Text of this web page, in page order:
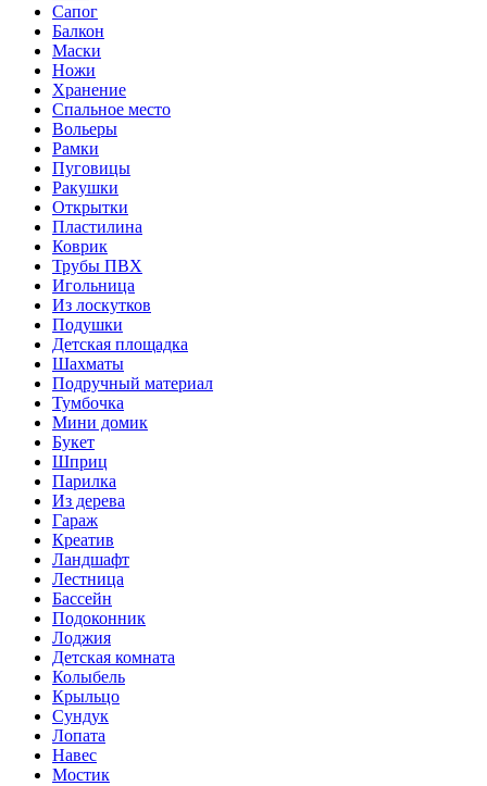
Сапог
Балкон
Маски
Ножи
Хранение
Спальное место
Вольеры
Рамки
Пуговицы
Ракушки
Открытки
Пластилина
Коврик
Трубы ПВХ
Игольница
Из лоскутков
Подушки
Детская площадка
Шахматы
Подручный материал
Тумбочка
Мини домик
Букет
Шприц
Парилка
Из дерева
Гараж
Креатив
Ландшафт
Лестница
Бассейн
Подоконник
Лоджия
Детская комната
Колыбель
Крыльцо
Сундук
Лопата
Навес
Мостик